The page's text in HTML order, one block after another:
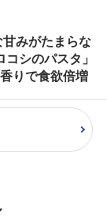
みがたまらな
シのパスタ」
りで食欲倍増